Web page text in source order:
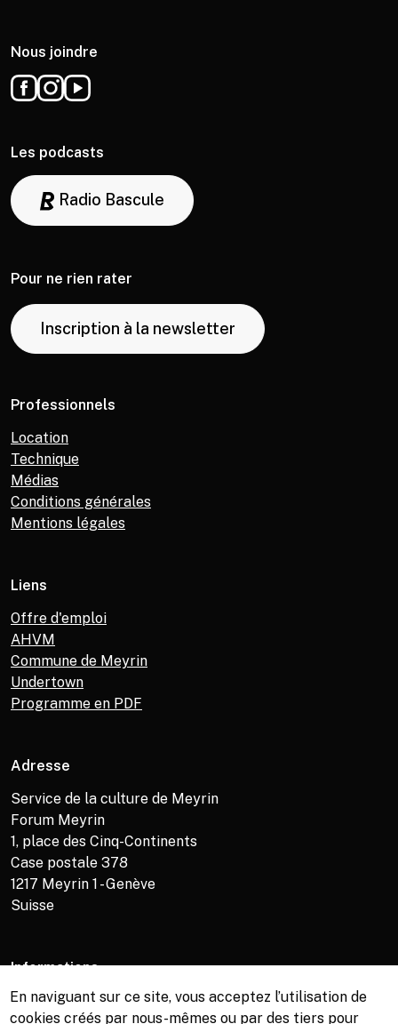
Nous joindre
Les podcasts
Radio Bascule
Pour ne rien rater
Inscription à la newsletter
Professionnels
Location
Technique
Médias
Conditions générales
Mentions légales
Liens
Offre d'emploi
AHVM
Commune de Meyrin
Undertown
Programme en PDF
Adresse
Service de la culture de Meyrin
Forum Meyrin
1, place des Cinq-Continents
Case postale 378
1217 Meyrin 1 - Genève
Suisse
Informations
Service de la culture +41 (0)22 989 16 69
En naviguant sur ce site, vous acceptez l’utilisation de
cookies créés par nous-mêmes ou par des tiers pour